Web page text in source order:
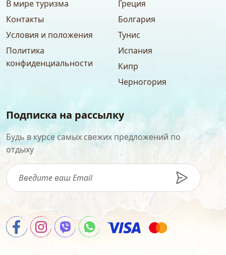
В мире туризма
Контакты
Условия и положения
Политика
конфиденциальности
Греция
Болгария
Тунис
Испания
Кипр
Черногория
Подписка на рассылку
Будь в курсе самых свежих предложений по
отдыху